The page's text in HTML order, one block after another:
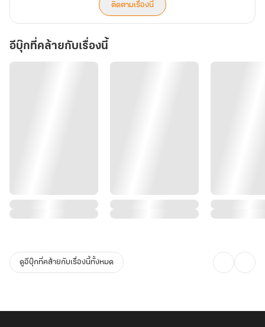
ติดตามเรื่องนี้
อีบุ๊กที่คล้ายกับเรื่องนี้
ดูอีบุ๊กที่คล้ายกับเรื่องนี้ทั้งหมด